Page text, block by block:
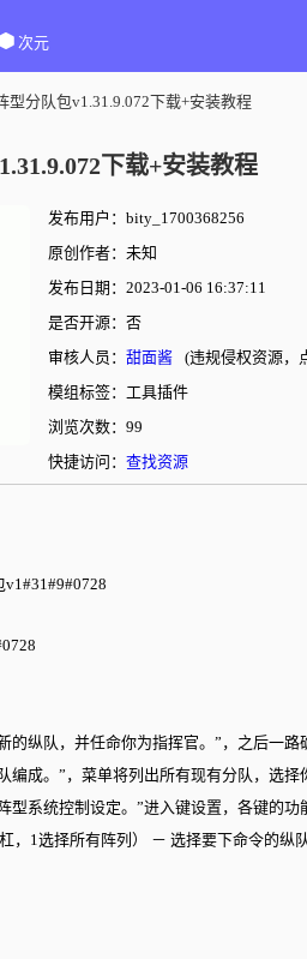
次元
型分队包v1.31.9.072下载+安装教程
下载+安装教程
发布用户：bity_1700368256
原创作者：未知
发布日期：2023-01-06 16:37:11
是否开源：否
审核人员： 甜面酱
(违规侵权资源，
模组标签：工具插件
浏览次数：99
快捷访问： 查找资源
纵队，并任命你为指挥官。”，之后一路
成。”，菜单将列出所有现有分队，选
系统控制设定。”进入键设置，各键的功
1选择所有阵列） － 选择要下命令的纵